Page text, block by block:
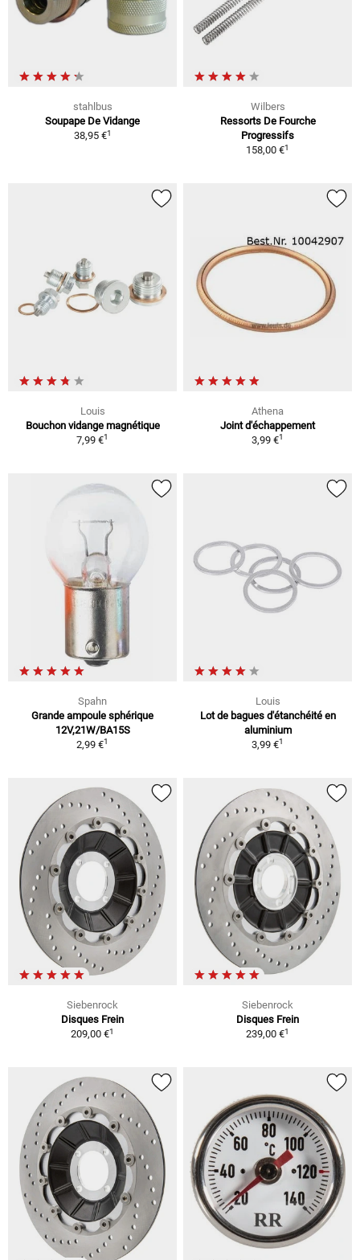
stahlbus
Soupape De Vidange
38,95 €1
Wilbers
Ressorts De Fourche
Progressifs
158,00 €1
Louis
Bouchon vidange magnétique
7,99 €1
Athena
Joint d'échappement
3,99 €1
Spahn
Grande ampoule sphérique
12V,21W/BA15S
2,99 €1
Louis
Lot de bagues d'étanchéité en
aluminium
3,99 €1
Siebenrock
Disques Frein
209,00 €1
Siebenrock
Disques Frein
239,00 €1